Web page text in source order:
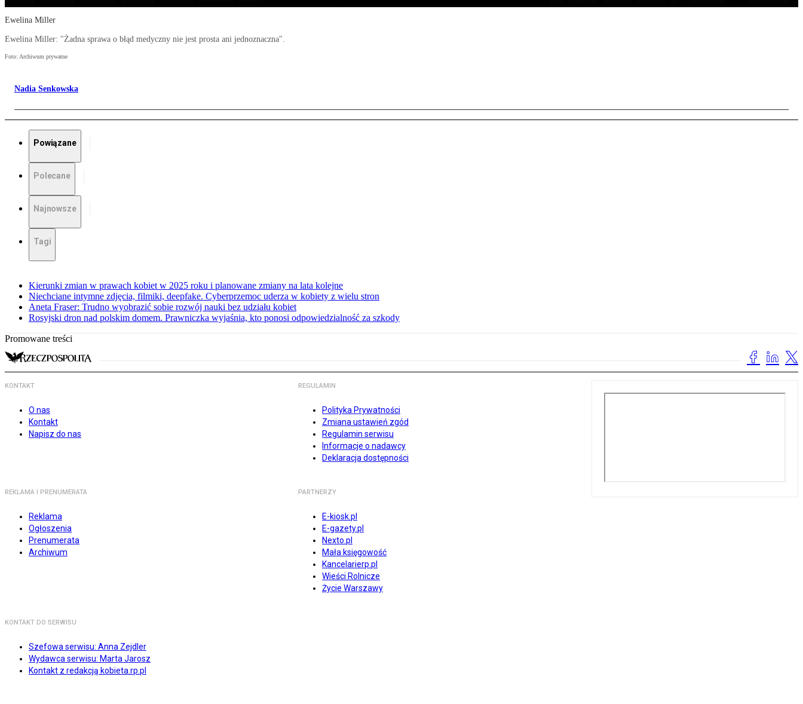
Ewelina Miller
Ewelina Miller: "Żadna sprawa o błąd medyczny nie jest prosta ani jednoznaczna".
Foto: Archiwum prywatne
Nadia Senkowska
Powiązane
Polecane
Najnowsze
Tagi
Kierunki zmian w prawach kobiet w 2025 roku i planowane zmiany na lata kolejne
Niechciane intymne zdjęcia, filmiki, deepfake. Cyberprzemoc uderza w kobiety z wielu stron
Aneta Fraser: Trudno wyobrazić sobie rozwój nauki bez udziału kobiet
Rosyjski dron nad polskim domem. Prawniczka wyjaśnia, kto ponosi odpowiedzialność za szkody
Promowane treści
KONTAKT
O nas
Kontakt
Napisz do nas
REGULAMIN
Polityka Prywatności
Zmiana ustawień zgód
Regulamin serwisu
Informacje o nadawcy
Deklaracja dostępności
REKLAMA I PRENUMERATA
Reklama
Ogłoszenia
Prenumerata
Archiwum
PARTNERZY
E-kiosk.pl
E-gazety.pl
Nexto.pl
Mała księgowość
Kancelarierp.pl
Wieści Rolnicze
Życie Warszawy
KONTAKT DO SERWISU
Szefowa serwisu: Anna Zejdler
Wydawca serwisu: Marta Jarosz
Kontakt z redakcją kobieta.rp.pl